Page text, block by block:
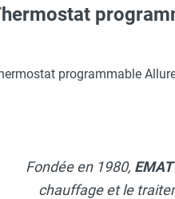
VMC tertiaire
Chaudière air pulsé
Générateur D'air Chaud
Chauffage air pulsé
programmable
Fondée en 1980, EMAT
chauffage et le